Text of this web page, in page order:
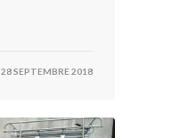
28 SEPTEMBRE 2018